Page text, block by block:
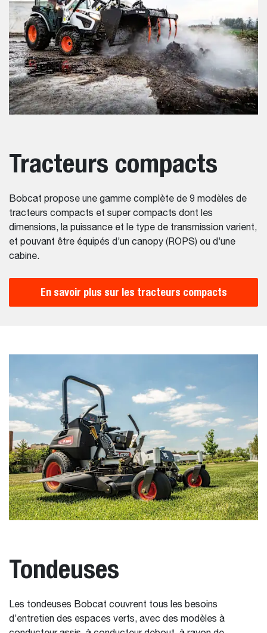
Tracteurs compacts
Bobcat propose une gamme complète de 9 modèles de
tracteurs compacts et super compacts dont les
dimensions, la puissance et le type de transmission varient,
et pouvant être équipés d’un canopy (ROPS) ou d’une
cabine.
En savoir plus sur les tracteurs compacts
Tondeuses
Les tondeuses Bobcat couvrent tous les besoins
d’entretien des espaces verts, avec des modèles à